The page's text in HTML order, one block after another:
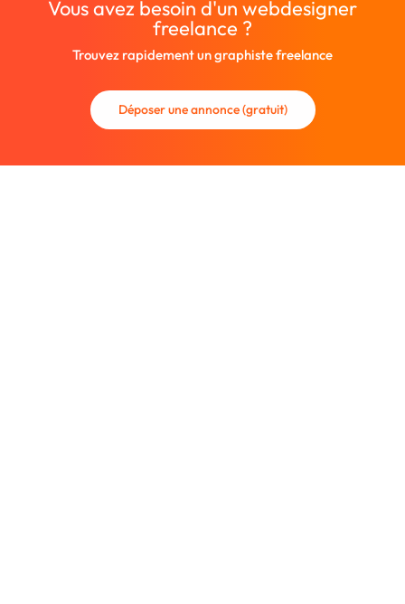
Vous avez besoin d'un webdesigner
freelance ?
Trouvez rapidement un graphiste freelance
Déposer une annonce (gratuit)